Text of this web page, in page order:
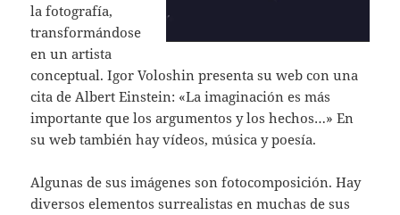
la fotografía,
transformándose
en un artista
conceptual. Igor Voloshin presenta su web con una
cita de Albert Einstein: «La imaginación es más
importante que los argumentos y los hechos…» En
su web también hay vídeos, música y poesía.
Algunas de sus imágenes son fotocomposición. Hay
diversos elementos surrealistas en muchas de sus